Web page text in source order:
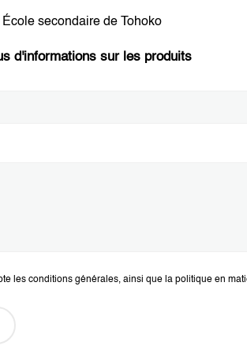
École secondaire de Tohoko
d'informations sur les produits
les conditions générales, ainsi que la politique en